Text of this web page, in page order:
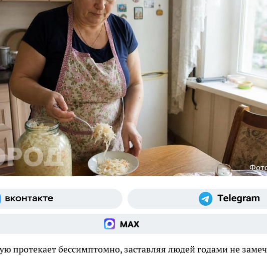
протекает бессимптомно, заставляя людей годами не